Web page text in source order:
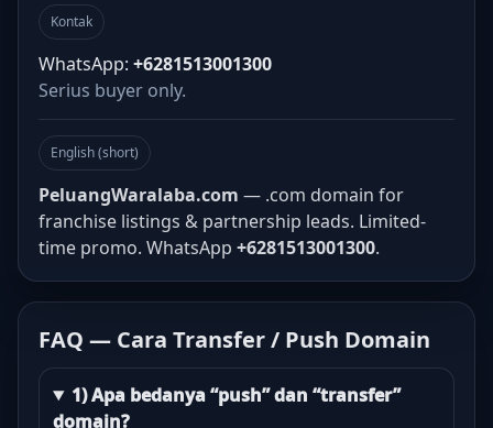
Kontak
WhatsApp: +6281513001300
Serius buyer only.
English (short)
PeluangWaralaba.com — .com domain for
franchise listings & partnership leads. Limited-
time promo. WhatsApp +6281513001300.
FAQ — Cara Transfer / Push Domain
1) Apa bedanya “push” dan “transfer”
domain?